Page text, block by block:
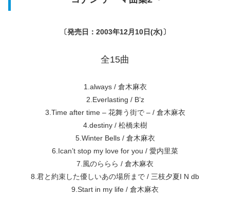
〔発売日：2003年12月10日(水)〕
全15曲
1.always / 倉木麻衣
2.Everlasting / B’z
3.Time after time – 花舞う街で – / 倉木麻衣
4.destiny / 松橋未樹
5.Winter Bells / 倉木麻衣
6.Ican’t stop my love for you / 愛内里菜
7.風のららら / 倉木麻衣
8.君と約束した優しいあの場所まで / 三枝夕夏I N db
9.Start in my life / 倉木麻衣